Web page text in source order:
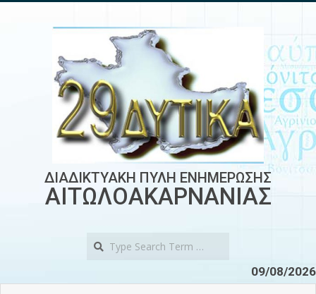
ΔΙΑΔΙΚΤΥΑΚΗ ΠΥΛΗ ΕΝΗΜΕΡΩΣΗΣ
ΑΙΤΩΛΟΑΚΑΡΝΑΝΙΑΣ
09/08/2026